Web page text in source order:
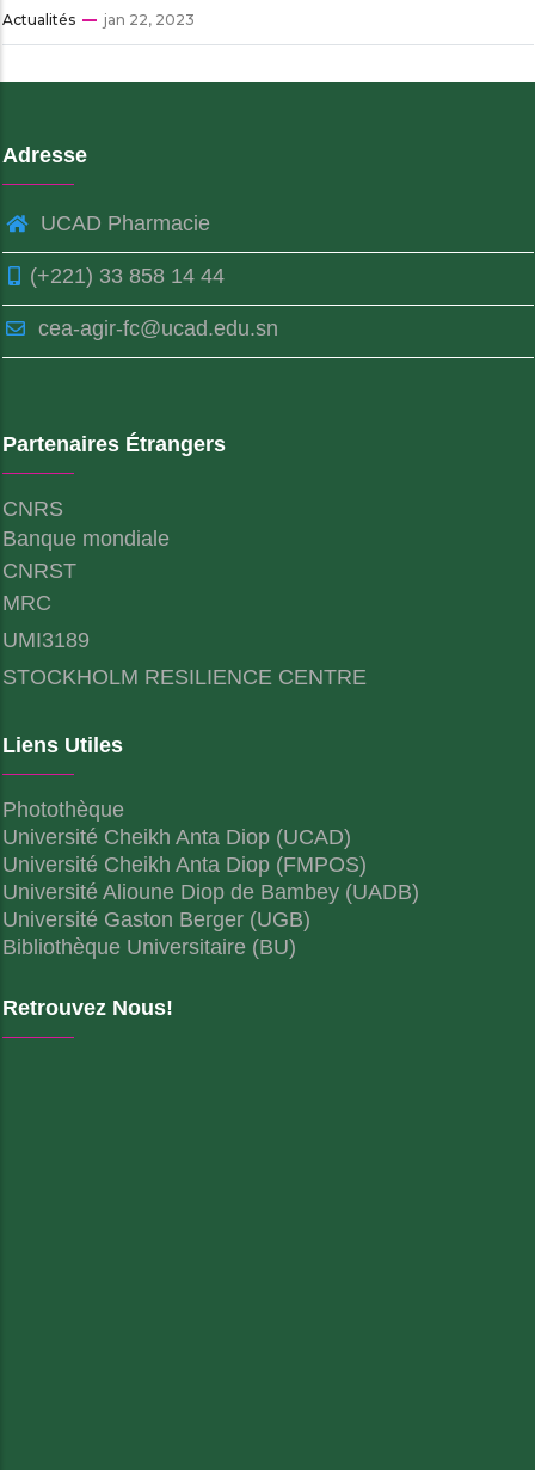
Actualités jan 22, 2023
Adresse
UCAD Pharmacie
(+221) 33 858 14 44
cea-agir-fc@ucad.edu.sn
Partenaires Étrangers
CNRS
Banque mondiale
CNRST
MRC
UMI3189
STOCKHOLM RESILIENCE CENTRE
Liens Utiles
Photothèque
Université Cheikh Anta Diop (UCAD)
Université Cheikh Anta Diop (FMPOS)
Université Alioune Diop de Bambey (UADB)
Université Gaston Berger (UGB)
Bibliothèque Universitaire (BU)
Retrouvez Nous!